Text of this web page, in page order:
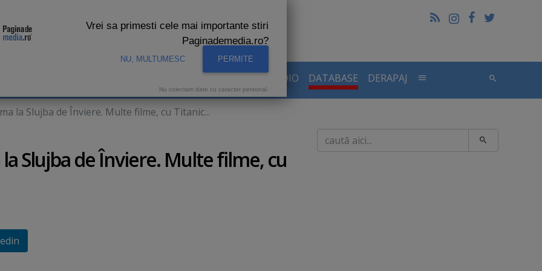
AUDIENTE RADIO DATABASE DERAPAJ
la Slujba de Înviere. Multe filme, cu Titanic...
Slujba de Înviere. Multe filme, cu
Caută
Vrei sa primesti cele mai importante stiri
Paginademedia.ro?
NU, MULTUMESC PERMITE
Nu colectam date cu caracter personal.